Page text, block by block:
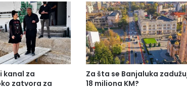
s
t
u
z
a
p
r
a
kanal za
zatvora za
Za šta se Banjaluka
18 miliona KM?